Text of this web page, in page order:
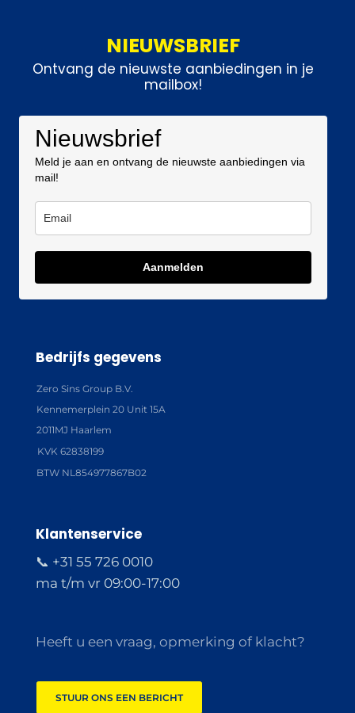
NIEUWSBRIEF
Ontvang de nieuwste aanbiedingen in je
mailbox!
Nieuwsbrief
Meld je aan en ontvang de nieuwste aanbiedingen via
mail!
Aanmelden
Bedrijfs gegevens
Zero Sins Group B.V.
Kennemerplein 20 Unit 15A
2011MJ Haarlem
KVK 62838199
BTW NL854977867B02
Klantenservice
📞 +31 55 726 0010
ma t/m vr 09:00-17:00
Heeft u een vraag, opmerking of klacht?
STUUR ONS EEN BERICHT